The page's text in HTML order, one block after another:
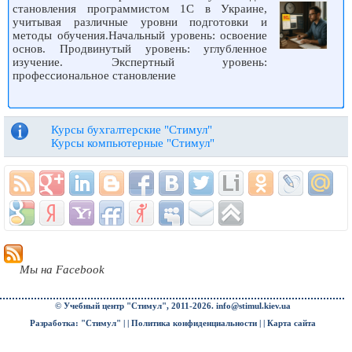
становления программистом 1С в Украине,
учитывая различные уровни подготовки и
методы обучения.Начальный уровень: освоение
основ. Продвинутый уровень: углубленное
изучение. Экспертный уровень:
профессиональное становление
Курсы бухгалтерские "Стимул"
Курсы компьютерные "Стимул"
Мы на Facebook
© Учебный центр "Стимул", 2011-2026. info@stimul.kiev.ua
Разработка: "Стимул" | | Политика конфиденциальности| | Карта сайта